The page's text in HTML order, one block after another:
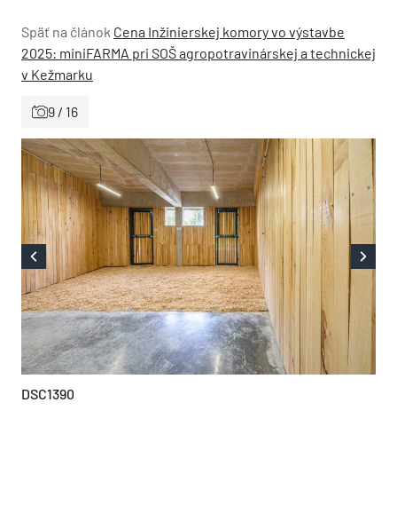
Späť na článok Cena Inžinierskej komory vo výstavbe
2025: miniFARMA pri SOŠ agropotravinárskej a technickej
v Kežmarku
9 / 16
DSC1390